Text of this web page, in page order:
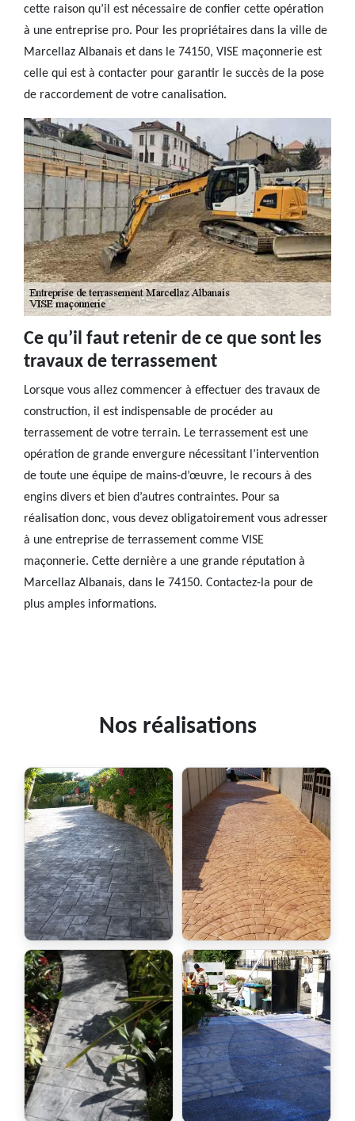
cette raison qu’il est nécessaire de confier cette opération
à une entreprise pro. Pour les propriétaires dans la ville de
Marcellaz Albanais et dans le 74150, VISE maçonnerie est
celle qui est à contacter pour garantir le succès de la pose
de raccordement de votre canalisation.
Ce qu’il faut retenir de ce que sont les
travaux de terrassement
Lorsque vous allez commencer à effectuer des travaux de
construction, il est indispensable de procéder au
terrassement de votre terrain. Le terrassement est une
opération de grande envergure nécessitant l’intervention
de toute une équipe de mains-d’œuvre, le recours à des
engins divers et bien d’autres contraintes. Pour sa
réalisation donc, vous devez obligatoirement vous adresser
à une entreprise de terrassement comme VISE
maçonnerie. Cette dernière a une grande réputation à
Marcellaz Albanais, dans le 74150. Contactez-la pour de
plus amples informations.
Nos réalisations